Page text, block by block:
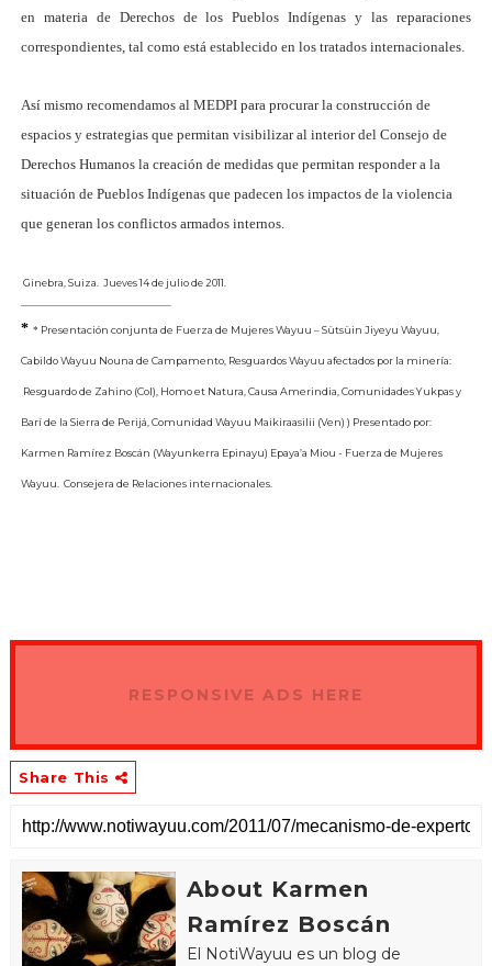
en materia de Derechos de los Pueblos Indígenas y las reparaciones
correspondientes, tal como está establecido en los tratados internacionales.
Así mismo recomendamos al MEDPI para procurar la construcción de
espacios y estrategias que permitan visibilizar al interior del Consejo de
Derechos Humanos la creación de medidas que permitan responder a la
situación de Pueblos Indígenas que padecen los impactos de la violencia
que generan los conflictos armados internos.
Ginebra, Suiza. Jueves 14 de julio de 2011.
* * Presentación conjunta de Fuerza de Mujeres Wayuu – Sütsüin Jiyeyu Wayuu,
Cabildo Wayuu Nouna de Campamento, Resguardos Wayuu afectados por la minería:
Resguardo de Zahino (Col), Homo et Natura, Causa Amerindia, Comunidades Yukpas y
Barí de la Sierra de Perijá, Comunidad Wayuu Maikiraasilii (Ven) ) Presentado por:
Karmen Ramírez Boscán (Wayunkerra Epinayu) Epaya’a Miou - Fuerza de Mujeres
Wayuu. Consejera de Relaciones internacionales.
RESPONSIVE ADS HERE
Share This
About Karmen
Ramírez Boscán
El NotiWayuu es un blog de